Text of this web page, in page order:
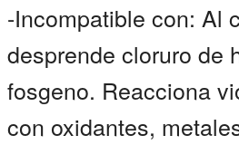
-Incompatible con: Al
desprende cloruro de
fosgeno. Reacciona
con oxidantes,